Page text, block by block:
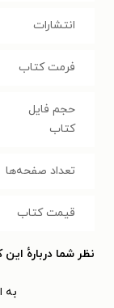
انتشارات
فرمت کتاب
حجم فایل
کتاب
تعداد صفحه‌ها
قیمت کتاب
نظر شما دربارهٔ
به